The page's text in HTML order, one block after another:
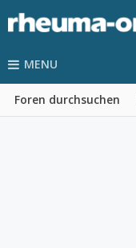
MENU
Foren durchsuchen